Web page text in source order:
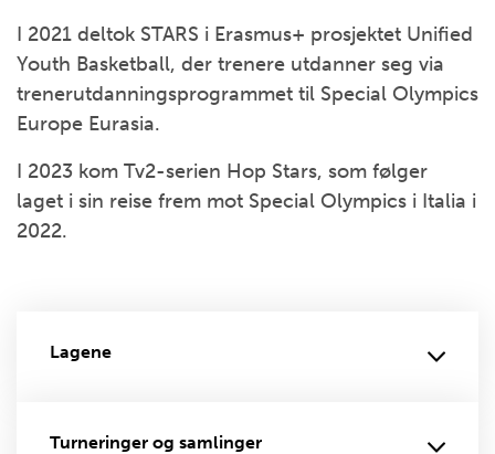
I 2021 deltok STARS i Erasmus+ prosjektet Unified
Youth Basketball, der trenere utdanner seg via
trenerutdanningsprogrammet til Special Olympics
Europe Eurasia.
I 2023 kom Tv2-serien Hop Stars, som følger
laget i sin reise frem mot Special Olympics i Italia i
2022.
Lagene
Turneringer og samlinger